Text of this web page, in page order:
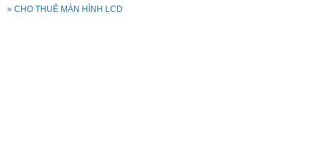
» CHO THUÊ MÀN HÌNH LCD